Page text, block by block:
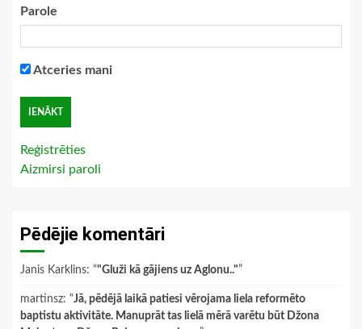
Parole
Atceries mani
Reģistrēties
Aizmirsi paroli
Pēdējie komentāri
Janis Karklins: “"Gluži kā gājiens uz Aglonu.."”
martinsz: “Jā, pēdējā laikā patiesi vērojama liela reformēto
baptistu aktivitāte. Manuprāt tas lielā mērā varētu būt Džona